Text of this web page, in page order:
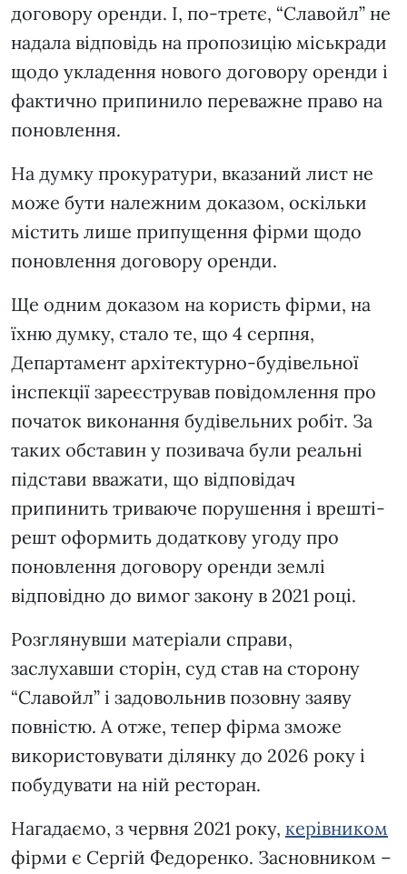
договору оренди. І, по-третє, “Славойл” не
надала відповідь на пропозицію міськради
щодо укладення нового договору оренди і
фактично припинило переважне право на
поновлення.
На думку прокуратури, вказаний лист не
може бути належним доказом, оскільки
містить лише припущення фірми щодо
поновлення договору оренди.
Ще одним доказом на користь фірми, на
їхню думку, стало те, що 4 серпня,
Департамент архітектурно-будівельної
інспекції зареєстрував повідомлення про
початок виконання будівельних робіт. За
таких обставин у позивача були реальні
підстави вважати, що відповідач
припинить триваюче порушення і врешті-
решт оформить додаткову угоду про
поновлення договору оренди землі
відповідно до вимог закону в 2021 році.
Розглянувши матеріали справи,
заслухавши сторін, суд став на сторону
“Славойл” і задовольнив позовну заяву
повністю. А отже, тепер фірма зможе
використовувати ділянку до 2026 року і
побудувати на ній ресторан.
Нагадаємо, з червня 2021 року, керівником
фірми є Сергій Федоренко. Засновником –